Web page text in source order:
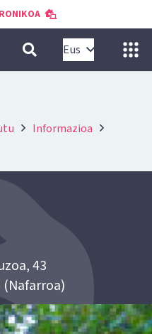
Eus
Informazioa
43
(Nafarroa)